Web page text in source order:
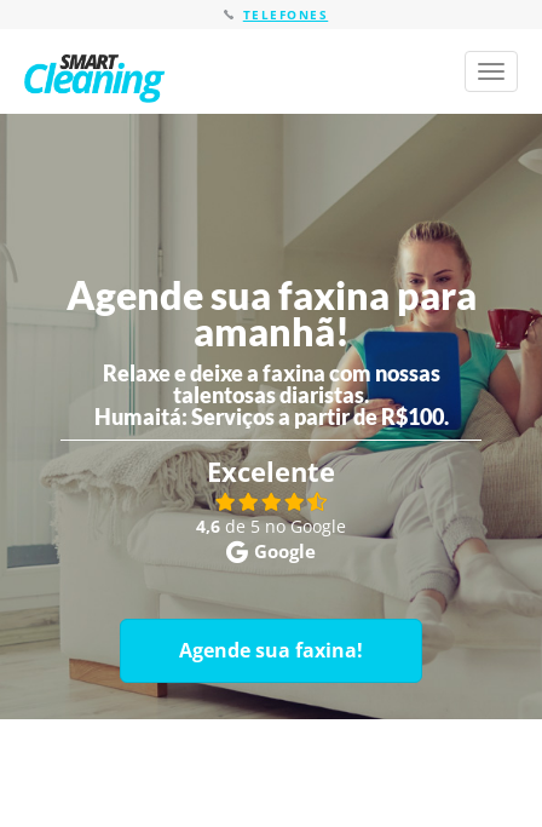
TELEFONES
Toggle
Agende sua faxina para
amanhã!
Relaxe e deixe a faxina com nossas
talentosas diaristas.
Humaitá:Serviços a partir de R$100.
Excelente
4,6 de 5 no Google
Google
Agende sua faxina!